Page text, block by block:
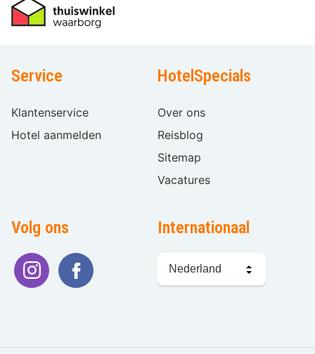
Service
Klantenservice
Hotel aanmelden
HotelSpecials
Over ons
Reisblog
Sitemap
Vacatures
Volg ons Internationaal
kiezen